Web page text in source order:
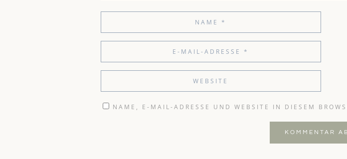
NAME, E-MAIL-ADRESSE UND WEBSITE IN DIESEM
KOMMENTAR